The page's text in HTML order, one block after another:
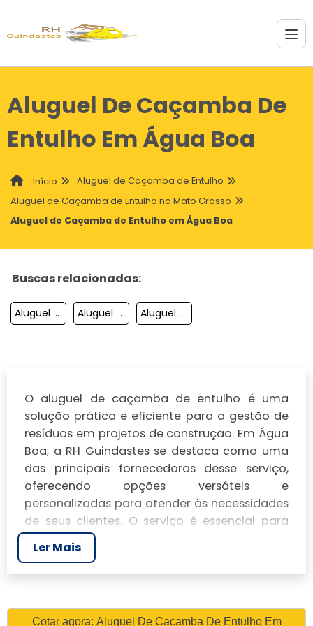
Aluguel De Caçamba De
Entulho Em Água Boa
Início
Aluguel de Caçamba de Entulho
Aluguel de Caçamba de Entulho no Mato Grosso
Aluguel de Caçamba de Entulho em Água Boa
Buscas relacionadas:
Aluguel De Cacamba De Entulho Em Pedra Preta Aluguel De Cacamba De Entulho Em Sao Jose Dos Quatro Marcos Aluguel De Cacamba De Entulho Em Cuiaba
O aluguel de caçamba de entulho é uma
solução prática e eficiente para a gestão de
resíduos em projetos de construção. Em Água
Boa, a RH Guindastes se destaca como uma
das principais fornecedoras desse serviço,
oferecendo opções versáteis e
personalizadas para atender às necessidades
de seus clientes. O serviço é essencial para
manter o ambiente de trabalho
seguro, além de cumprir com as exigências
legais de descarte de resíduos.
VANTAGENS DO ALUGUEL
Ler Mais
Cotar agora: Aluguel De Caçamba De Entulho Em